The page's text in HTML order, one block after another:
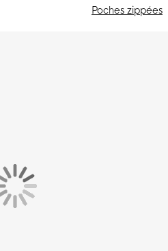
Poches zippées